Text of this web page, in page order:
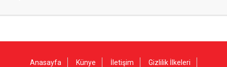
Anasayfa Künye İletişim
Gizlilik İlkeleri